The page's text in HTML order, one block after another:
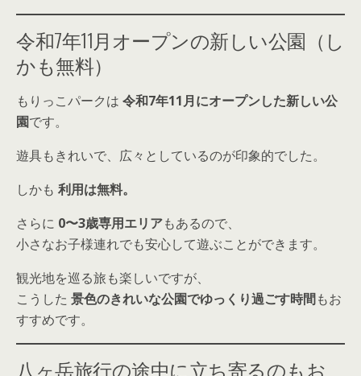
令和7年11月オープンの新しい公園（し
かも無料）
もりっこパークは 令和7年11月にオープンした新しい公
園です。
遊具もきれいで、広々としているのが印象的でした。
しかも 利用は無料。
さらに 0〜3歳専用エリアもあるので、
小さなお子様連れでも安心して遊ぶことができます。
観光地を巡る旅も楽しいですが、
こうした 景色のきれいな公園でゆっくり過ごす時間もお
すすめです。
八ヶ岳旅行の途中に立ち寄るのもお